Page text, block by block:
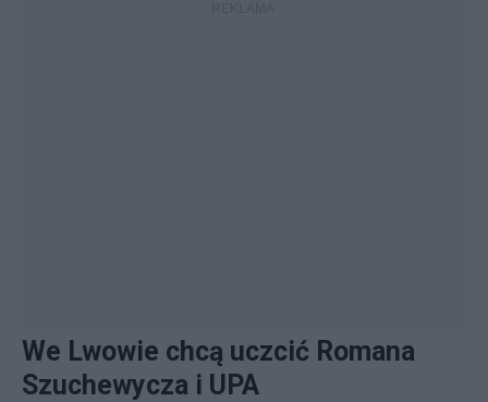
We Lwowie chcą uczcić Romana
Szuchewycza i UPA